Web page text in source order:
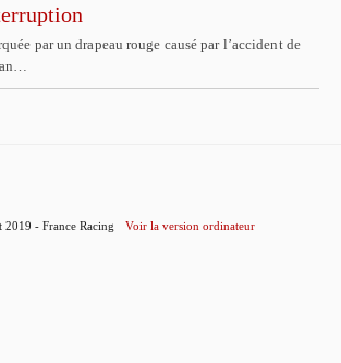
par un drapeau rouge causé par l’accident de
- France Racing Voir la version ordinateur